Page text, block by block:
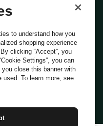
Cookie
to understand how you
shopping experience
clicking “Accept”, you
Settings”, you can
close this banner with
used. To learn more, see